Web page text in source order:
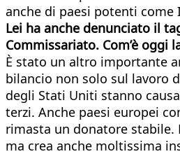
anche di paesi potenti
Lei ha anche denunciato il
Commissariato. Com’è oggi
È stato un altro importante
bilancio non solo sul lavoro
degli Stati Uniti stanno
terzi. Anche paesi europei
rimasta un donatore
ma crea anche moltissima